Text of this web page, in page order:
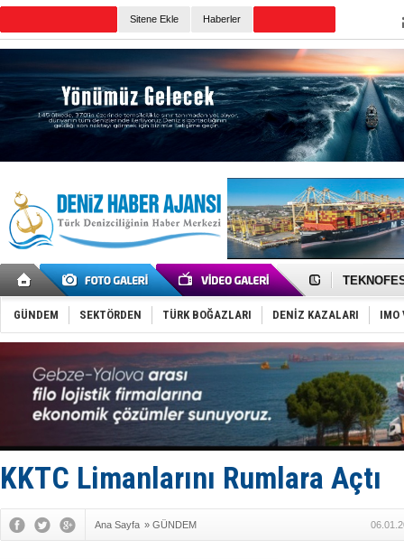
Sitene Ekle Haberler
TAYK -
Tersane
İngiliz
FESCO,
DESE,
35 milyon
İnsansız
Yüzyıl
Anadolu
Derince,
İTU AUV,
GÜNDEM SEKTÖRDEN TÜRK BOĞAZLARI DENİZ KAZALARI IMO
KKTC Limanlarını Rumlara Açtı
Ana Sayfa » GÜNDEM